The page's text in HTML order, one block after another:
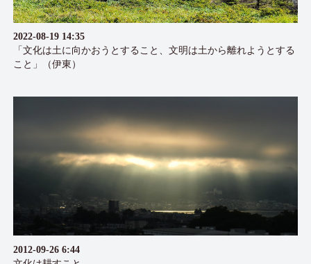
2022-08-19 14:35
「文化は土に向かおうとすること、文明は土から離れようとする
こと」（伊東）
2012-09-26 6:44